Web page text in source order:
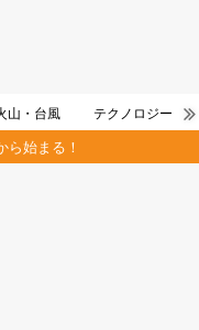
山・台風 テクノロジー
ら始まる！